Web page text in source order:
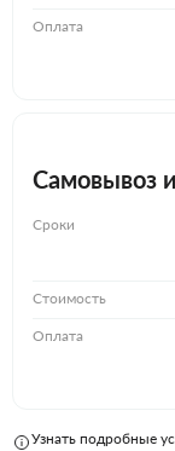
Оплата
Самовывоз
Сроки
Стоимость
Оплата
Узнать подробные